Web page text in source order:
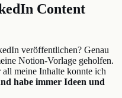
Content
veröffentlichen? Genau
Notion-Vorlage geholfen.
meine Inhalte konnte ich
habe immer Ideen und